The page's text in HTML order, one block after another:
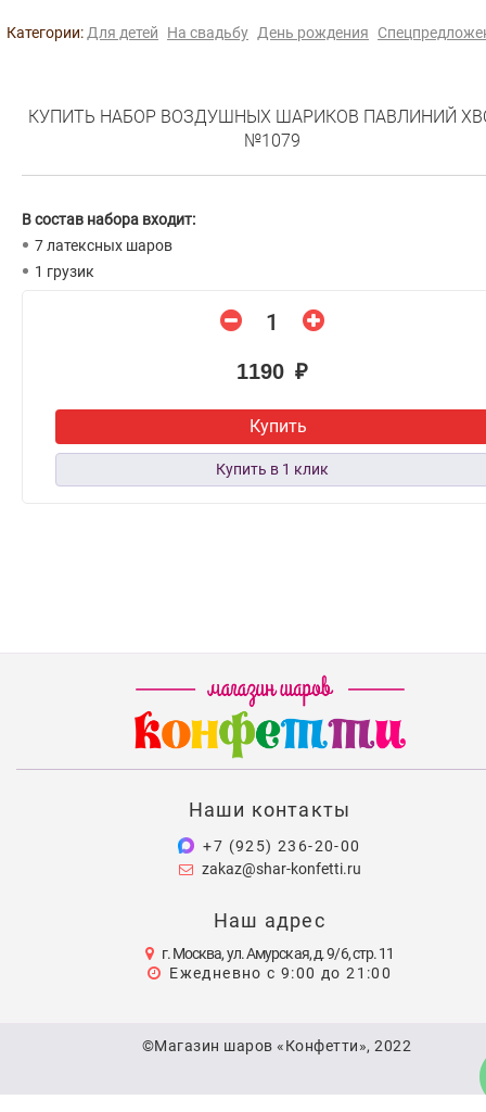
Категории: Для детей На свадьбу День рождения
КУПИТЬ НАБОР ВОЗДУШНЫХ ШАРИКОВ ПАВЛИНИЙ
№1079
В состав набора входит:
7 латексных шаров
1 грузик
1190 ₽
Купить
Наши контакты
+7 (925) 236-20-00
zakaz@shar-konfetti.ru
Наш адрес
г. Москва, ул. Амурская, д. 9/6, стр. 11
Ежедневно с 9:00 до 21:00
©Магазин шаров «Конфетти», 2022